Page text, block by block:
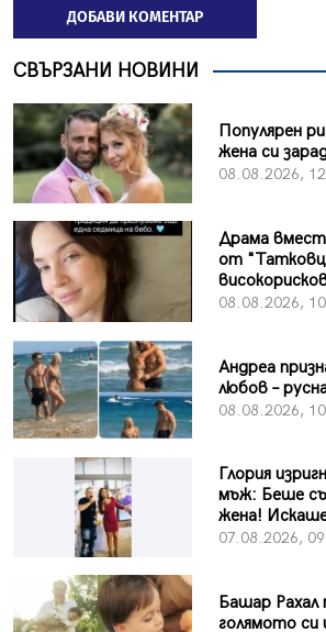
ДОБАВИ КОМЕНТАР
СВЪРЗАНИ НОВИНИ
Популярен
жена си
08.08.2026,
Драма
от
08.08.2026,
Андреа
любов –
08.08.2026,
Глория
мъж: Беше
жена!
07.08.2026,
Башар Рахал
голямото